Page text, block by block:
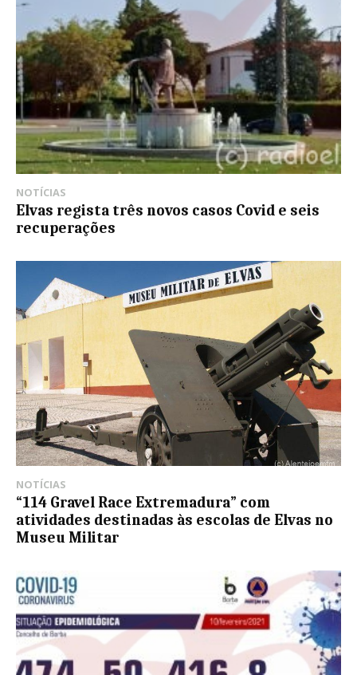
NOTÍCIAS
Elvas regista três novos casos Covid e seis
recuperações
NOTÍCIAS
“114 Gravel Race Extremadura” com
atividades destinadas às escolas de Elvas no
Museu Militar